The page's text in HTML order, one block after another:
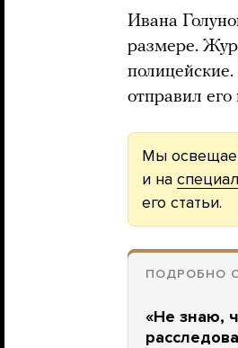
Ивана
размере.
отправил
Мы
и на
его статьи.
ПОДРОБНО
«Не знаю,